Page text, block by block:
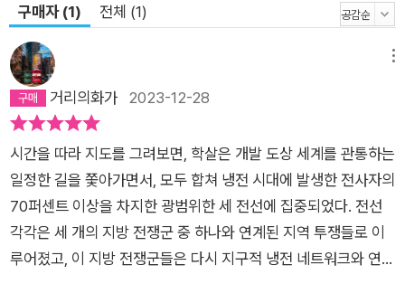
디아, 인도네시아, 방글라데시 등에서 “죽은 자들을 땅에 묻고 있
는 사이에, 새로운 무리의 혁명 세력이 서쪽에서, 즉 이란고원 위
에서, 메소포타미아 평원을 가로질러, 그리고 지중해 해안을 따라
등장했다.”(555쪽) 책은 세 번째 전선의 가장 큰 특징을 “자본주
의 근대화와 사회주의 근대화가 약속한 미래를 모두 철저히 거부
하는 ‘대종파 반란’”으로 꼽는다. 반란을 주도한 새로운 세대의
전사들은 이제 이념이 아니라 종교적·민족적 정체성을 전면에 내
걸었다. 1979년 이란에서 신정(神政) 혁명이 성공하고 친미 정
권이 몰락하자 미국의 신경은 더욱 날카로워졌고, 이스라엘은 미
국의 ‘경비견’답게 이 지역의 긴장을 최고조로 끌어올렸다. 레바
논에서 전쟁이 벌어지는 내내 수많은 팔레스타인, 시리아, 레바논
구매자 (1) 전체 (1)
거리의화가 2023-12-28
시간을 따라 지도를 그려보면, 학살은 개발 도상 세계를 관통하는
일정한 길을 쫓아가면서, 모두 합쳐 냉전 시대에 발생한 전사자의
70퍼센트 이상을 차지한 광범위한 세 전선에 집중되었다. 전선
각각은 세 개의 지방 전쟁군 중 하나와 연계된 지역 투쟁들로 이
루어졌고, 이 지방 전쟁군들은 다시 지구적 냉전 네트워크와 연결